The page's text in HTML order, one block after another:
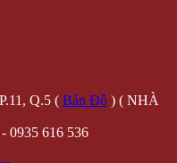
Q.5 ( Bản Đồ ) ( NHÀ
0935 616 536